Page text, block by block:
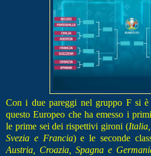
Con i due pareggi nel gruppo F si
questo Europeo che ha emesso i
le prime sei dei rispettivi gironi (
Svezia e Francia) e le seconde
Austria, Croazia, Spagna e